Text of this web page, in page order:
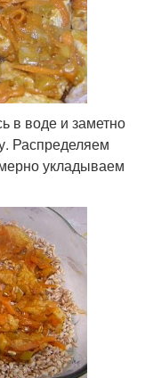
в воде и заметно
Распределяем
укладываем